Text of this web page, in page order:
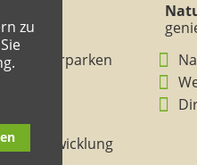
zu
Naturparken
Pfalz
Entwicklung